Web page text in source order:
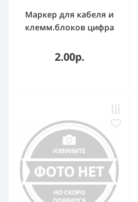
Маркер для кабеля и
клемм.блоков цифра
(желтый) (упаковка)
2.00р.